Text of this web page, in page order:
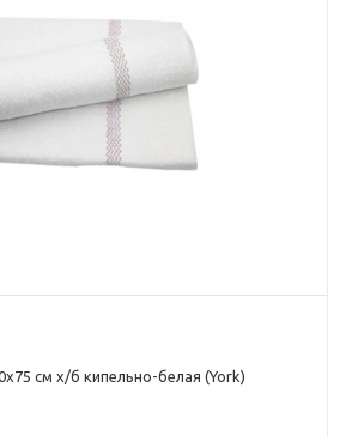
см х/б кипельно-белая (York)